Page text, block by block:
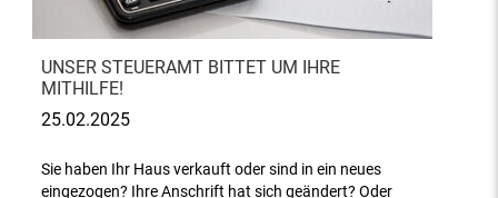
UNSER STEUERAMT BITTET UM IHRE
MITHILFE!
25.02.2025
Sie haben Ihr Haus verkauft oder sind in ein neues
eingezogen? Ihre Anschrift hat sich geändert? Oder